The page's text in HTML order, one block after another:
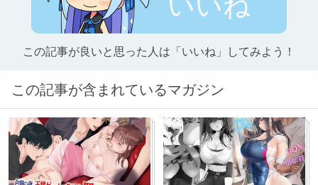
この記事が良いと思った人は「いいね」してみよう！
この記事が含まれているマガジン